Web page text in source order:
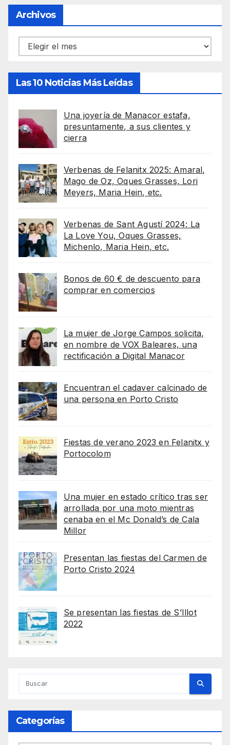
Archivos
Archivos
Las 10 Noticias Más Leídas
Una joyería de Manacor estafa,
presuntamente, a sus clientes y
cierra
Verbenas de Felanitx 2025: Amaral,
Mago de Oz, Oques Grasses, Lori
Meyers, Maria Hein, etc.
Verbenas de Sant Agustí 2024: La
La Love You, Oques Grasses,
Michenlo, Maria Hein, etc.
Bonos de 60 € de descuento para
comprar en comercios
La mujer de Jorge Campos solicita,
en nombre de VOX Baleares, una
rectificación a Digital Manacor
Encuentran el cadaver calcinado de
una persona en Porto Cristo
Fiestas de verano 2023 en Felanitx y
Portocolom
Una mujer en estado crítico tras ser
arrollada por una moto mientras
cenaba en el Mc Donald’s de Cala
Millor
Presentan las fiestas del Carmen de
Porto Cristo 2024
Se presentan las fiestas de S’Illot
2022
Categorías